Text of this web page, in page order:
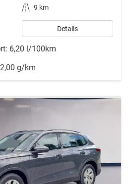
Kilometerstand 9 km
Details
6,20 l/100km
g/km